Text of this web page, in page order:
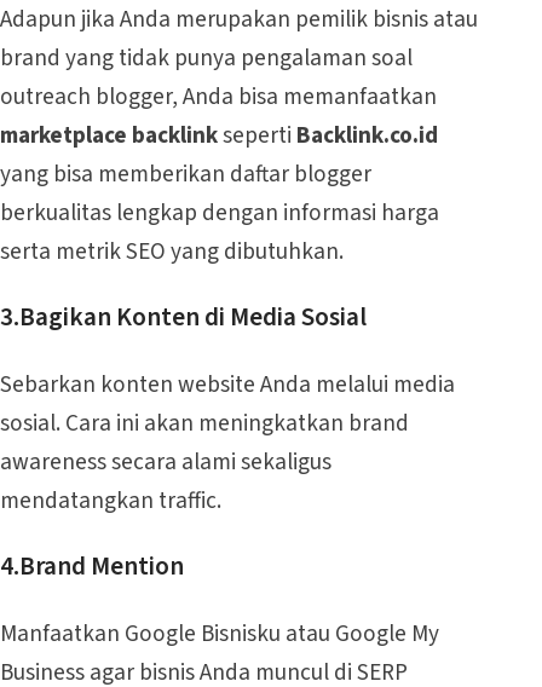
Adapun jika Anda merupakan pemilik bisnis atau
brand yang tidak punya pengalaman soal
outreach blogger, Anda bisa memanfaatkan
marketplace backlinkseperti Backlink.co.id
yang bisa memberikan daftar blogger
berkualitas lengkap dengan informasi harga
serta metrik SEO yang dibutuhkan.
3.Bagikan Konten di Media Sosial
Sebarkan konten website Anda melalui media
sosial. Cara ini akan meningkatkan brand
awareness secara alami sekaligus
mendatangkan traffic.
4.Brand Mention
Manfaatkan Google Bisnisku atau Google My
Business agar bisnis Anda muncul di SERP